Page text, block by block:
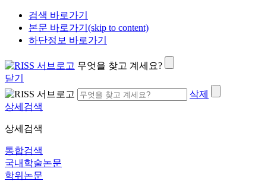
검색 바로가기
본문 바로가기(skip to content)
하단정보 바로가기
무엇을 찾고 계세요?
닫기
삭제
상세검색
상세검색
통합검색
국내학술논문
학위논문